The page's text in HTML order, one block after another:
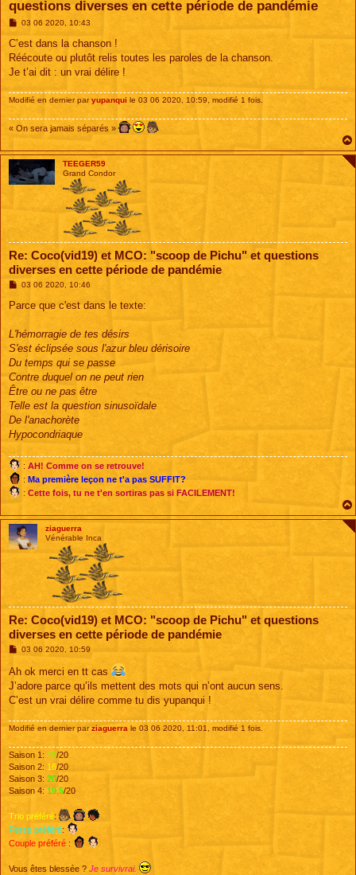
questions diverses en cette période de pandémie
M
s
a
g
03 06 2020, 10:43
C’est dans la chanson !
Réécoute ou plutôt relis toutes les paroles de la chanson.
Je t’ai dit : un vrai délire !
Modifié en dernier par yupanqui le 03 06 2020, 10:59, modifié 1 fois.
« On sera jamais séparés »
TEEGER59
Grand Condor
Re: Coco(vid19) et MCO: "scoop de Pichu" et questions
diverses en cette période de pandémie
M
s
g
03 06 2020, 10:46
Parce que c'est dans le texte:
L'hémorragie de tes désirs
S'est éclipsée sous l'azur bleu dérisoire
Du temps qui se passe
Contre duquel on ne peut rien
Être ou ne pas être
Telle est la question sinusoïdale
De l'anachorète
Hypocondriaque
: AH! Comme on se retrouve!
: Ma première leçon ne t'a pas SUFFIT?
: Cette fois, tu ne t'en sortiras pas si FACILEMENT!
ziaguerra
Vénérable Inca
Re: Coco(vid19) et MCO: "scoop de Pichu" et questions
diverses en cette période de pandémie
M
s
s
a
g
e
03 06 2020, 10:59
Ah ok merci en tt cas
J’adore parce qu’ils mettent des mots qui n’ont aucun sens.
C’est un vrai délire comme tu dis yupanqui !
Modifié en dernier parziaguerra le 03 06 2020, 11:01, modifié 1 fois.
Saison 1: 18/20
Saison 2: 16/20
Saison 3: 20/20
Saison 4: 19,5/20
Trio préféré:
Perso préféré:
Couple préféré :
Vous êtes blessée ? Je survivrai.